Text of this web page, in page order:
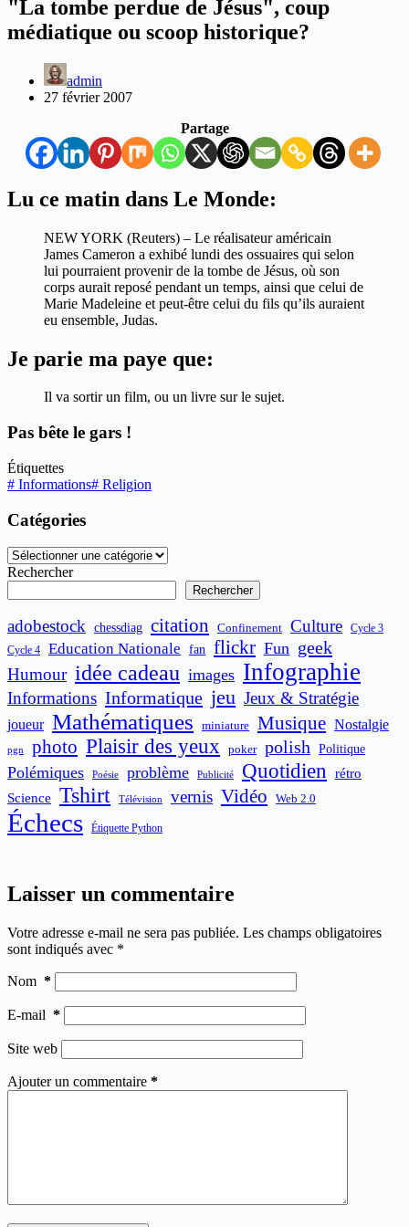
"La tombe perdue de Jésus", coup
médiatique ou scoop historique?
admin
27 février 2007
Partage
Lu ce matin dans Le Monde:
NEW YORK (Reuters) – Le réalisateur américain
James Cameron a exhibé lundi des ossuaires qui selon
lui pourraient provenir de la tombe de Jésus, où son
corps aurait reposé pendant un temps, ainsi que celui de
Marie Madeleine et peut-être celui du fils qu’ils auraient
eu ensemble, Judas.
Je parie ma paye que:
Il va sortir un film, ou un livre sur le sujet.
Pas bête le gars !
Étiquettes
# Informations# Religion
Catégories
Catégories
Rechercher
Rechercher
adobestock chessdiag citation Confinement Culture
Cycle 3
Cycle 4
Education Nationale fan flickr Fun geek
Humour idée cadeau images Infographie
Informations Informatique jeu Jeux & Stratégie
joueur Mathématiques miniature Musique Nostalgie
pgn photo Plaisir des yeux poker polish Politique
Polémiques Poésie problème Publicité Quotidien
rétro
Science
Tshirt Télévision vernis Vidéo Web 2.0
Échecs Étiquette Python
Laisser un commentaire
Votre adresse e-mail ne sera pas publiée. Les champs obligatoires
sont indiqués avec *
Nom *
E-mail *
Site web
Ajouter un commentaire *